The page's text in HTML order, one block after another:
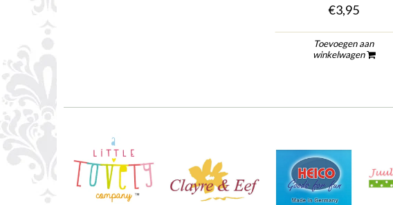
€3,95
Toevoegen aan
winkelwagen